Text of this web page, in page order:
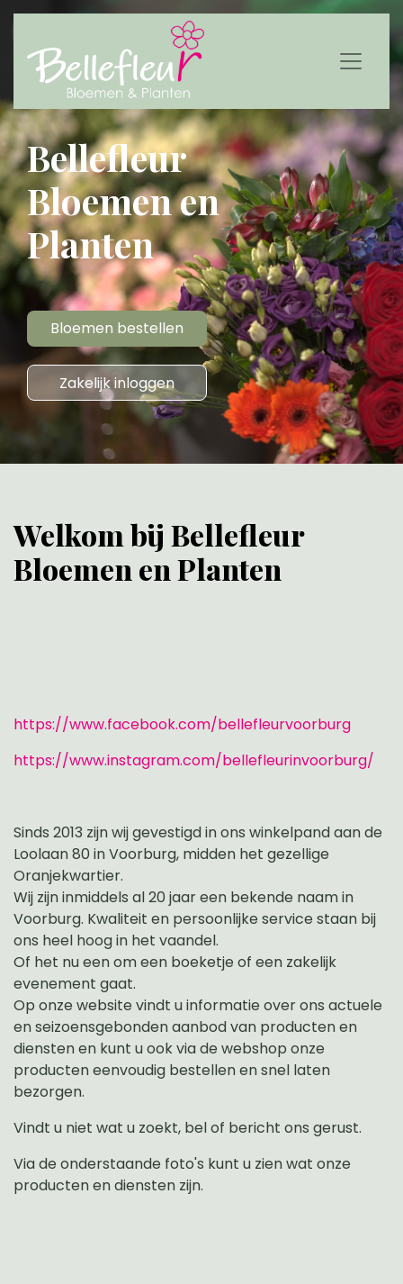
Bellefleur
Bloemen en
Planten
Bloemen bestellen
Zakelijk inloggen
Welkom bij Bellefleur
Bloemen en Planten
https://www.facebook.com/bellefleurvoorburg
https://www.instagram.com/bellefleurinvoorburg/
Sinds 2013 zijn wij gevestigd in ons winkelpand aan de
Loolaan 80 in Voorburg, midden het gezellige
Oranjekwartier.
Wij zijn inmiddels al 20 jaar een bekende naam in
Voorburg. Kwaliteit en persoonlijke service staan bij
ons heel hoog in het vaandel.
Of het nu een om een boeketje of een zakelijk
evenement gaat.
Op onze website vindt u informatie over ons actuele
en seizoensgebonden aanbod van producten en
diensten en kunt u ook via de webshop onze
producten eenvoudig bestellen en snel laten
bezorgen.
Vindt u niet wat u zoekt, bel of bericht ons gerust.
Via de onderstaande foto's kunt u zien wat onze
producten en diensten zijn.